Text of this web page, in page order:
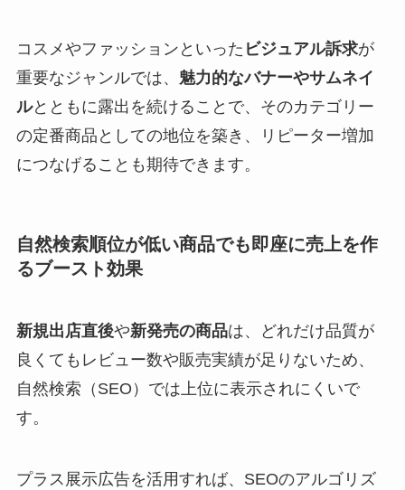
コスメやファッションといった ビジュアル訴求が
重要なジャンルでは、 魅力的なバナーやサムネイ
ルとともに露出を続けることで、そのカテゴリー
の定番商品としての地位を築き、リピーター増加
につなげることも期待できます。
自然検索順位が低い商品でも即座に売上を作
るブースト効果
新規出店直後や新発売の商品は、どれだけ品質が
良くてもレビュー数や販売実績が足りないため、
自然検索（SEO）では上位に表示されにくいで
す。
プラス展示広告を活用すれば、SEOのアルゴリズ